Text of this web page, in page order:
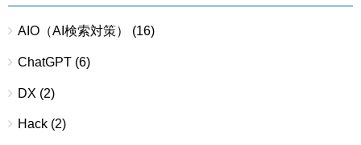
AIO（AI検索対策） (16)
ChatGPT (6)
DX (2)
Hack (2)